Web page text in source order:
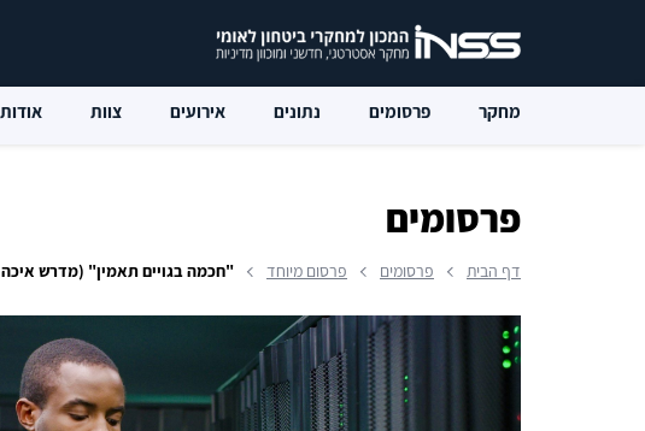
מחקר פרסומים נתונים אירועים צוות אודות
פרסומים
דף הבית פרסומים פרסום מיוחד "חכמה בגויים תאמין" (מדרש איכה רבה) -